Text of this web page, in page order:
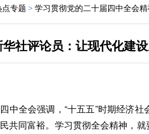
点专题 > 学习贯彻党的二十届四中全会精
华社评论员：让现代化建
全会强调，“十五五”时期经济社
共同富裕。学习贯彻全会精神，